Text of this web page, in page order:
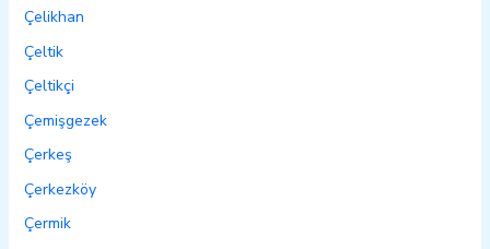
Çelikhan
Çeltik
Çeltikçi
Çemişgezek
Çerkeş
Çerkezköy
Çermik